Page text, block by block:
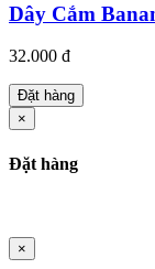
Dây Cắm
32.000 đ
Đặt hàng
×
Đặt hàng
×